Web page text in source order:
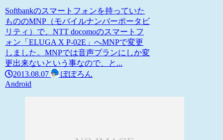
Softbankのスマートフォンを持っていた
もののMNP（モバイルナンバーポータビ
リティ）で、NTT docomoのスマートフ
ォン「ELUGA X P-02E」へMNPで変更
しました。MNPでは音声プランにしか変
更出来ないという事なので、と...
2013.08.07
ぽぽろん
Android